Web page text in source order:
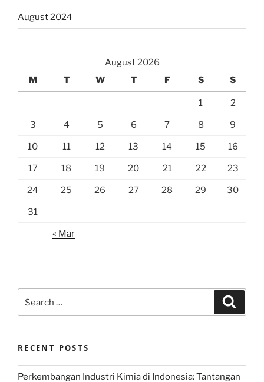
August 2024
August 2026
M
T W T F S S
1 2
3 4 5 6 7 8 9
10 11 12 13 14 15 16
17 18 19 20 21 22 23
24 25 26 27 28 29 30
31
« Mar
for:
RECENT POSTS
Perkembangan Industri Kimia di Indonesia: Tantangan